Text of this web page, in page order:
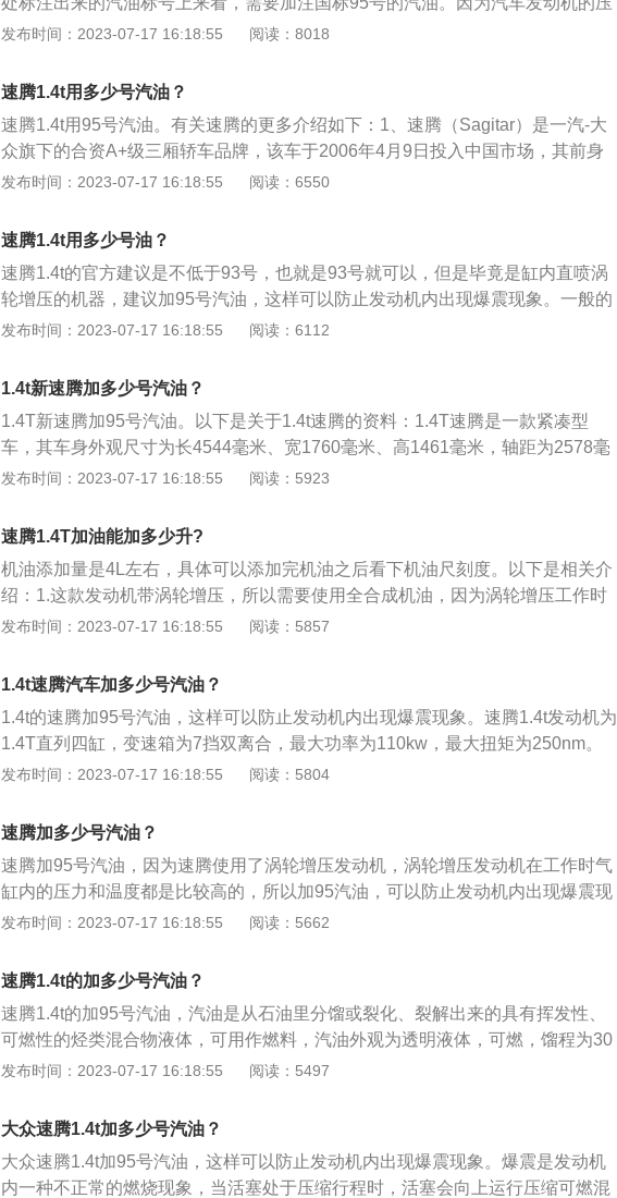
缩比、点火提前角等参数在发动机电脑里设定完成，车主应严格按照使用说明书
同、价格不同等方面。92号汽油是由92%的异辛烷和8%的正庚烷成分组成，而9
5号则是由95%的异辛烷和5%正庚烷组成；不同标号的汽油辛烷值不同，标号越
高的汽油辛烷值越高，辛烷值越高的汽油抗爆性越好；95号汽油比92号汽油价格
高，95号汽油稍微贵一些的原因就是异辛烷的比例更大。而每一台发动机在出厂
前都会给出综合评定，根据发动机的性能等数据特征，提出抗爆性的要求，也就
混加对发动机及油路不好。选择汽油标号应该根据发动机的压缩比而定，并不是
汽油标号越高越好，切不可盲目使用高标号的燃油。
发布时间：2023-07-17 16:18:55 阅读：8018
速腾1.4t用多少号汽油？
速腾1.4t用95号汽油。有关速腾的更多介绍如下：1、速腾（Sagitar）是一汽-大
众旗下的合资A+级三厢轿车品牌，该车于2006年4月9日投入中国市场，其前身
为德国大众汽车旗下第五代捷达（Jetta）轿车，定位为“德系高性能轿车”。2020
寸彩色液晶仪表等功能。2、外形尺寸为4544×1760×1461毫米，轴距为2578毫
米。与宝来相比，速腾要长出168毫米、宽了25毫米、高15毫米，轴距也长了65
毫米。
发布时间：2023-07-17 16:18:55 阅读：6550
速腾1.4t用多少号油？
速腾1.4t的官方建议是不低于93号，也就是93号就可以，但是毕竟是缸内直喷涡
轮增压的机器，建议加95号汽油，这样可以防止发动机内出现爆震现象。一般的
涡轮增压发动机最低都需要使用95号汽油，这样可以防止爆震。以下是关于速腾
然吸气三种发动机。（2）全新速腾装备的1.6L自然吸气4缸发动机技术非常成
熟，每个气缸4气门，相比于上一代每缸2气门进排气都更加顺畅，低转速的扭矩
和高转速的功率都有提升。
发布时间：2023-07-17 16:18:55 阅读：6112
1.4t新速腾加多少号汽油？
1.4T新速腾加95号汽油。以下是关于1.4t速腾的资料：1.4T速腾是一款紧凑型
车，其车身外观尺寸为长4544毫米、宽1760毫米、高1461毫米，轴距为2578毫
米，最小离地间隙为125毫米，整备质量为1425千克。1.4T速腾发动机的进气形
220牛米，最大扭矩转速为1750至3500转。
发布时间：2023-07-17 16:18:55 阅读：5923
速腾1.4T加油能加多少升?
机油添加量是4L左右，具体可以添加完机油之后看下机油尺刻度。以下是相关介
绍：1.这款发动机带涡轮增压，所以需要使用全合成机油，因为涡轮增压工作时
为高温和高转速。对机油的润滑要求高。2.添加完机油之后启动车辆，熄火3分钟
没有机油，启动车辆之后机油会流入机油滤清器内。熄火3分钟是为了机油可以
流入油底壳。这样查看机油会更标准。3.切记不可在坡道上查看机油量，因为车
辆倾斜，机油在油底壳内也倾斜，所以查看的机油量不标准。
发布时间：2023-07-17 16:18:55 阅读：5857
1.4t速腾汽车加多少号汽油？
1.4t的速腾加95号汽油，这样可以防止发动机内出现爆震现象。速腾1.4t发动机为
1.4T直列四缸，变速箱为7挡双离合，最大功率为110kw，最大扭矩为250nm。
一般的涡轮增压发动机最低都需要使用95号汽油，这样可以防止爆震。95号汽油
应采用高辛烷值汽油，若压缩比高用低辛烷值汽油，会引起不正常燃烧，造成爆
震、耗油及行驶无力等现象。1.4t的速腾除了在汽车使用手册上查看合适的汽油
标号，还可以在油箱盖上查看，油箱盖上也会有标明。通常也可以根据发动机的
压缩比决定加的油号，发动机压缩比在8.6-9.9之间的汽车选择92号汽油，发动机
压缩比在10.0-11.5之间的汽车选择95号汽油，如果压缩比更高，则选择98号汽
压缩比高也可以调校成用低标号的汽油，因为除了压缩比以外，还有其他因素的
影响，比如点火提前角、涡轮增压技术、阿特金森循环技术等。一般来说，汽油
标号越高，辛烷值越高，抗爆性越好。92号汽油富含92%的异辛烷，8%的正庚
用完后换回正确的汽油标号即可，但如长期加错汽油标号，则会有以下影响：建
导致发动机出现滞燃现象。也就是发动机的做功能力和热效率均会降低，实际反
馈的体验是动力变差。建议高标号的车辆使用低标号汽油会造成发动机爆震。因
为辛烷值低太多，汽油燃点降低后在压缩冲程中会被提前点燃，在压缩冲程中一
发布时间：2023-07-17 16:18:55 阅读：5804
速腾加多少号汽油？
速腾加95号汽油，因为速腾使用了涡轮增压发动机，涡轮增压发动机在工作时气
缸内的压力和温度都是比较高的，所以加95汽油，可以防止发动机内出现爆震现
象。95号汽油是由百分之95的异辛烷、百分之3的正庚烷组成的一种汽油。速腾
5座三厢车，变速箱为5挡手动。该车的驱动方式为前置前驱，前悬挂类型为麦弗
逊式独立悬挂，后悬挂类型为多连杆式独立悬挂。
发布时间：2023-07-17 16:18:55 阅读：5662
速腾1.4t的加多少号汽油？
速腾1.4t的加95号汽油，汽油是从石油里分馏或裂化、裂解出来的具有挥发性、
可燃性的烃类混合物液体，可用作燃料，汽油外观为透明液体，可燃，馏程为30
度至220度。根据制造过程，汽油可分为直馏汽油、热裂化汽油、催化裂化汽油
其发动机的最大马力为150Ps，最大功率为110kW，最大扭矩为250Nm。
发布时间：2023-07-17 16:18:55 阅读：5497
大众速腾1.4t加多少号汽油？
大众速腾1.4t加95号汽油，这样可以防止发动机内出现爆震现象。爆震是发动机
内一种不正常的燃烧现象，当活塞处于压缩行程时，活塞会向上运行压缩可燃混